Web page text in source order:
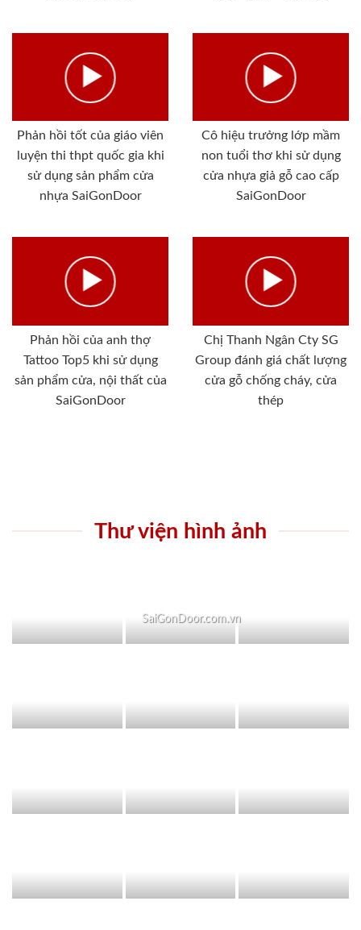
Phản hồi tốt của giáo viên
luyện thi thpt quốc gia khi
sử dụng sản phẩm cửa
nhựa SaiGonDoor
Cô hiệu trưởng lớp mầm
non tuổi thơ khi sử dụng
cửa nhựa giả gỗ cao cấp
SaiGonDoor
Phản hồi của anh thợ
Tattoo Top5 khi sử dụng
sản phẩm cửa, nội thất của
SaiGonDoor
Chị Thanh Ngân Cty SG
Group đánh giá chất lượng
cửa gỗ chống cháy, cửa
thép
Thư viện hình ảnh
SaiGonDoor.com.vn